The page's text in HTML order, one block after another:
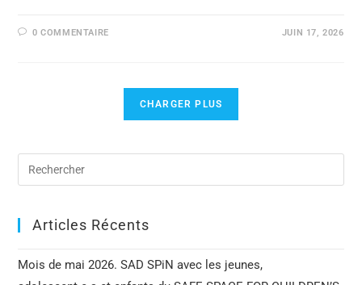
0 COMMENTAIRE JUIN 17, 2026
CHARGER PLUS
Articles Récents
Mois de mai 2026. SAD SPiN avec les jeunes,